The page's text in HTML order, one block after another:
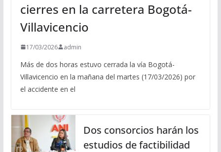
cierres en la carretera Bogotá-
Villavicencio
17/03/2026 admin
Más de dos horas estuvo cerrada la vía Bogotá-
Villavicencio en la mañana del martes (17/03/2026) por
el accidente en el
Dos consorcios harán los
estudios de factibilidad